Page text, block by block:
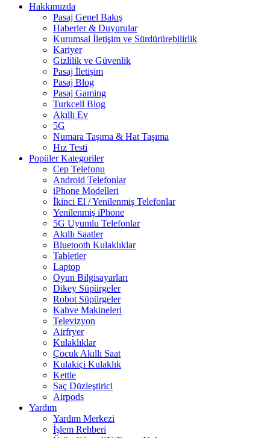
Hakkımızda
Pasaj Genel Bakış
Haberler & Duyurular
Kurumsal İletişim ve Sürdürürebilirlik
Kariyer
Gizlilik ve Güvenlik
Pasaj İletişim
Pasaj Blog
Pasaj Gaming
Turkcell Blog
Akıllı Ev
5G
Numara Taşıma & Hat Taşıma
Hız Testi
Popüler Kategoriler
Cep Telefonu
Android Telefonlar
iPhone Modelleri
İkinci El / Yenilenmiş Telefonlar
Yenilenmiş iPhone
5G Uyumlu Telefonlar
Akıllı Saatler
Bluetooth Kulaklıklar
Tabletler
Laptop
Oyun Bilgisayarları
Dikey Süpürgeler
Robot Süpürgeler
Kahve Makineleri
Televizyon
Airfryer
Kulaklıklar
Çocuk Akıllı Saat
Kulakiçi Kulaklık
Kettle
Saç Düzleştirici
Airpods
Yardım
Yardım Merkezi
İşlem Rehberi